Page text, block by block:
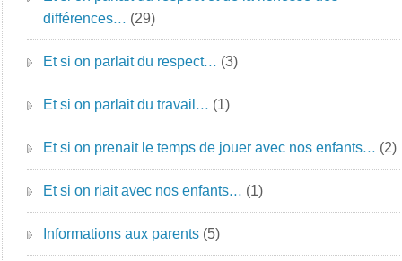
différences… (29)
Et si on parlait du respect… (3)
Et si on parlait du travail… (1)
Et si on prenait le temps de jouer avec nos enfants… (2)
Et si on riait avec nos enfants… (1)
Informations aux parents (5)